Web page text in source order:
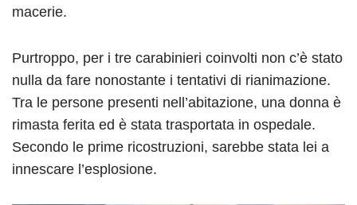
macerie.
Purtroppo, per i tre carabinieri coinvolti non c’è stato
nulla da fare nonostante i tentativi di rianimazione.
Tra le persone presenti nell’abitazione, una donna è
rimasta ferita ed è stata trasportata in ospedale.
Secondo le prime ricostruzioni, sarebbe stata lei a
innescare l’esplosione.